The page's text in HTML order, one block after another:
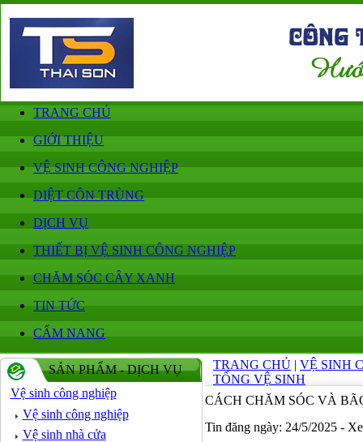
TRANG CHỦ
GIỚI THIỆU
VỆ SINH CÔNG NGHIỆP
DIỆT CÔN TRÙNG
DỊCH VỤ
THIẾT BỊ VỆ SINH CÔNG NGHIỆP
CHĂM SÓC CÂY XANH
TIN TỨC
CẨM NANG
SẢN PHẨM - DỊCH VỤ
Vệ sinh công nghiệp
Vệ sinh công nghiệp
Vệ sinh nhà cửa
TRANG CHỦ | VỆ SINH
TỔNG VỆ SINH
CÁCH CHĂM SÓC VÀ
Tin đăng ngày: 24/5/2025 -